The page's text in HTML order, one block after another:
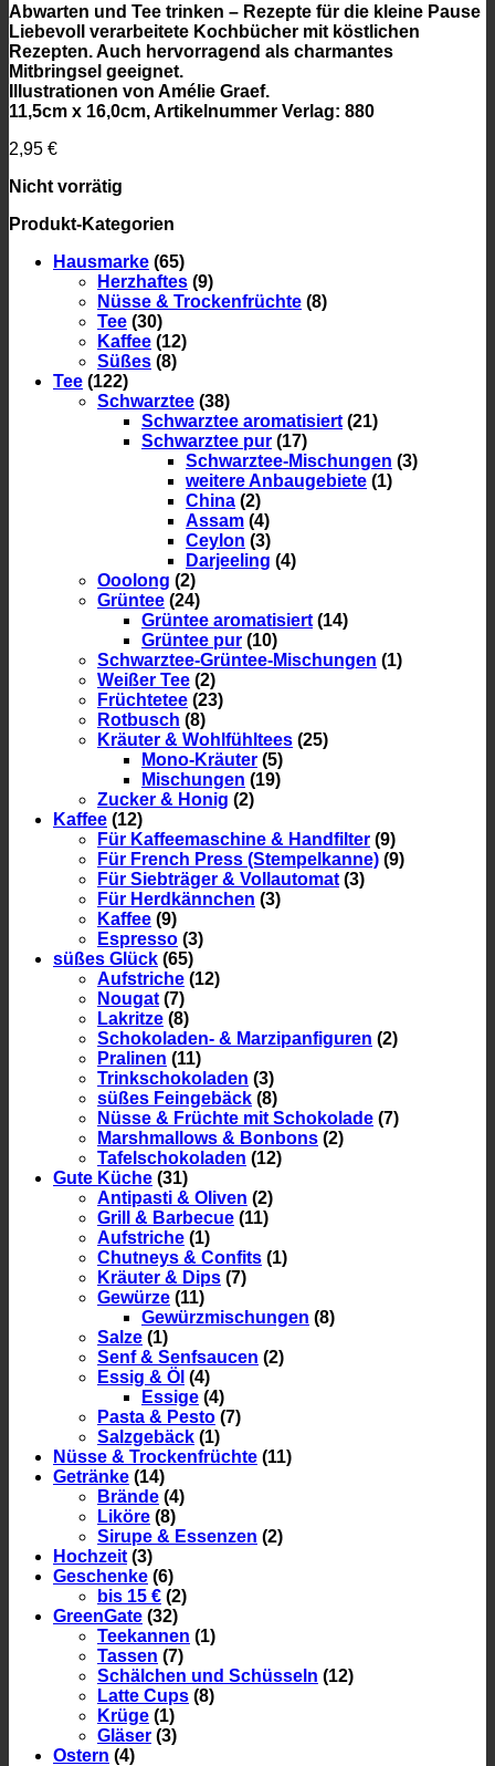
Abwarten und Tee trinken – Rezepte für die kleine Pause
Liebevoll verarbeitete Kochbücher mit köstlichen
Rezepten. Auch hervorragend als charmantes
Mitbringsel geeignet.
Illustrationen von Amélie Graef.
11,5cm x 16,0cm, Artikelnummer Verlag: 880
2,95 €
Nicht vorrätig
Produkt-Kategorien
Hausmarke (65)
Herzhaftes (9)
Nüsse & Trockenfrüchte (8)
Tee (30)
Kaffee (12)
Süßes (8)
Tee (122)
Schwarztee (38)
Schwarztee aromatisiert (21)
Schwarztee pur (17)
Schwarztee-Mischungen (3)
weitere Anbaugebiete (1)
China (2)
Assam (4)
Ceylon (3)
Darjeeling (4)
Ooolong (2)
Grüntee (24)
Grüntee aromatisiert (14)
Grüntee pur (10)
Schwarztee-Grüntee-Mischungen (1)
Weißer Tee (2)
Früchtetee (23)
Rotbusch (8)
Kräuter & Wohlfühltees (25)
Mono-Kräuter (5)
Mischungen (19)
Zucker & Honig (2)
Kaffee (12)
Für Kaffeemaschine & Handfilter (9)
Für French Press (Stempelkanne) (9)
Für Siebträger & Vollautomat (3)
Für Herdkännchen (3)
Kaffee (9)
Espresso (3)
süßes Glück (65)
Aufstriche (12)
Nougat (7)
Lakritze (8)
Schokoladen- & Marzipanfiguren (2)
Pralinen (11)
Trinkschokoladen (3)
süßes Feingebäck (8)
Nüsse & Früchte mit Schokolade (7)
Marshmallows & Bonbons (2)
Tafelschokoladen (12)
Gute Küche (31)
Antipasti & Oliven (2)
Grill & Barbecue (11)
Aufstriche (1)
Chutneys & Confits (1)
Kräuter & Dips (7)
Gewürze (11)
Gewürzmischungen (8)
Salze (1)
Senf & Senfsaucen (2)
Essig & Öl (4)
Essige (4)
Pasta & Pesto (7)
Salzgebäck (1)
Nüsse & Trockenfrüchte (11)
Getränke (14)
Brände (4)
Liköre (8)
Sirupe & Essenzen (2)
Hochzeit (3)
Geschenke (6)
bis 15 € (2)
GreenGate (32)
Teekannen (1)
Tassen (7)
Schälchen und Schüsseln (12)
Latte Cups (8)
Krüge (1)
Gläser (3)
Ostern (4)